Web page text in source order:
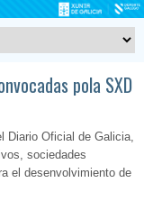
pola SXD
Diario Oficial de Galicia,
sociedades
el desenvolvimiento de